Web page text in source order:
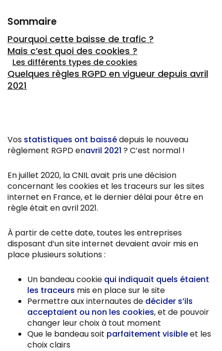
Sommaire
Pourquoi cette baisse de trafic ?
Mais c’est quoi des cookies ?
Les différents types de cookies
Quelques règles RGPD en vigueur depuis avril
2021
Vos statistiques ont baissédepuis le nouveau
règlement RGPD enavril 2021 ? C’est normal !
En juillet 2020, la CNIL avait pris une décision
concernant les cookies et les traceurs sur les sites
internet en France, et le dernier délai pour être en
règle était en avril 2021.
À partir de cette date, toutes les entreprises
disposant d’un site internet devaient avoir mis en
place plusieurs solutions :
Un bandeau cookie qui indiquait quels étaient
les traceurs mis en place sur le site
Permettre aux internautes de décider s’ils
acceptaient ou non les cookies, et de pouvoir
changer leur choix à tout moment
Que le bandeau soit parfaitement visibleet les
choix clairs